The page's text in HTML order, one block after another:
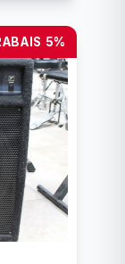
5%